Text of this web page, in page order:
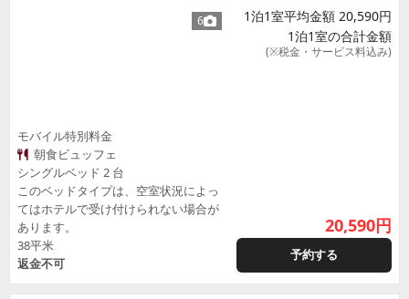
6
モバイル特別料金
朝食ビュッフェ
シングルベッド 2 台
このベッドタイプは、空室状況によっ
てはホテルで受け付けられない場合が
あります。
38平米
返金不可
1泊1室平均金額 20,590円
1泊1室の合計金額
(※税金・サービス料込み)
20,590円
予約する